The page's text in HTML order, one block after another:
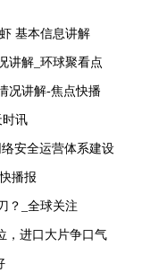
基本信息讲解
讲解_环球聚看点
况讲解-焦点快播
时讯
安全运营体系建设
播报
？_全球关注
，进口大片争口气